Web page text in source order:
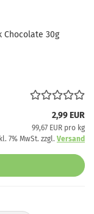
Chocolate 30g
2,99 EUR
99,67 EUR pro kg
7% MwSt. zzgl. Versand